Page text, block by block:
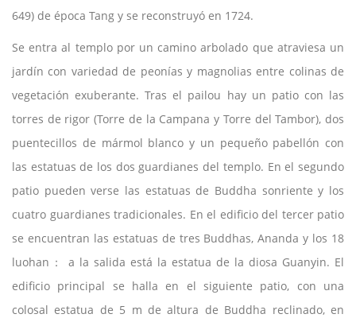
649) de época Tang y se reconstruyó en 1724.
Se entra al templo por un camino arbolado que atraviesa un
jardín con variedad de peonías y magnolias entre colinas de
vegetación exuberante. Tras el pailou hay un patio con las
torres de rigor (Torre de la Campana y Torre del Tambor), dos
puentecillos de mármol blanco y un pequeño pabellón con
las estatuas de los dos guardianes del templo. En el segundo
patio pueden verse las estatuas de Buddha sonriente y los
cuatro guardianes tradicionales. En el edificio del tercer patio
se encuentran las estatuas de tres Buddhas, Ananda y los 18
luohan： a la salida está la estatua de la diosa Guanyin. El
edificio principal se halla en el siguiente patio, con una
colosal estatua de 5 m de altura de Buddha reclinado, en